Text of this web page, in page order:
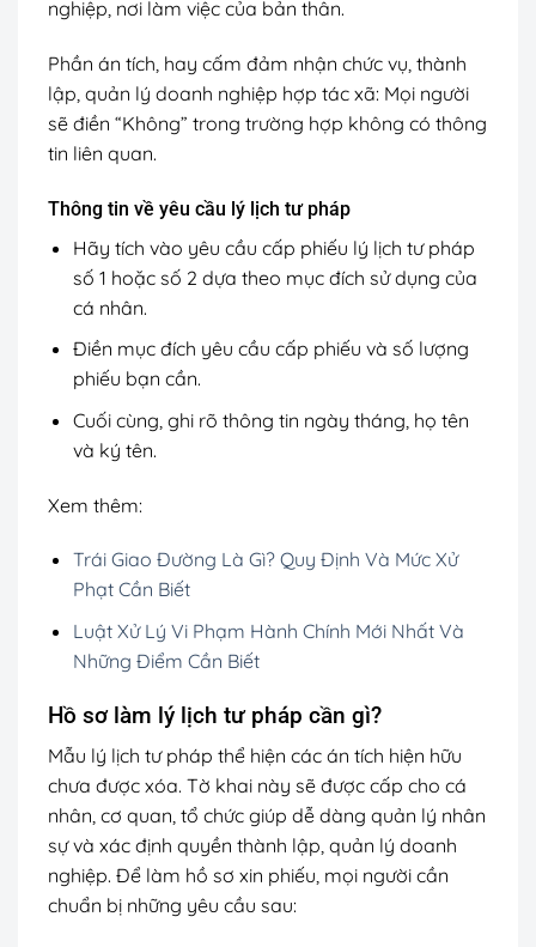
nghiệp, nơi làm việc của bản thân.
Phần án tích, hay cấm đảm nhận chức vụ, thành
lập, quản lý doanh nghiệp hợp tác xã: Mọi người
sẽ điền “Không” trong trường hợp không có thông
tin liên quan.
Thông tin về yêu cầu lý lịch tư pháp
Hãy tích vào yêu cầu cấp phiếu lý lịch tư pháp
số 1 hoặc số 2 dựa theo mục đích sử dụng của
cá nhân.
Điền mục đích yêu cầu cấp phiếu và số lượng
phiếu bạn cần.
Cuối cùng, ghi rõ thông tin ngày tháng, họ tên
và ký tên.
Xem thêm:
Trái Giao Đường Là Gì? Quy Định Và Mức Xử
Phạt Cần Biết
Luật Xử Lý Vi Phạm Hành Chính Mới Nhất Và
Những Điểm Cần Biết
Hồ sơ làm lý lịch tư pháp cần gì?
Mẫu lý lịch tư pháp thể hiện các án tích hiện hữu
chưa được xóa. Tờ khai này sẽ được cấp cho cá
nhân, cơ quan, tổ chức giúp dễ dàng quản lý nhân
sự và xác định quyền thành lập, quản lý doanh
nghiệp. Để làm hồ sơ xin phiếu, mọi người cần
chuẩn bị những yêu cầu sau: